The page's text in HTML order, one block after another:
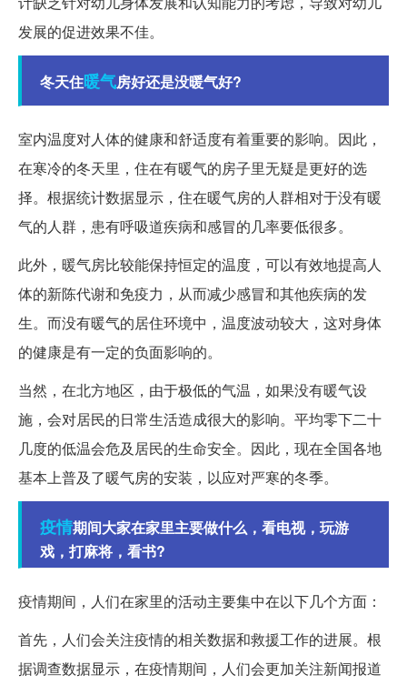
发展的促进效果不佳。
冬天住暖气房好还是没暖气好?
室内温度对人体的健康和舒适度有着重要的影响。因此，
在寒冷的冬天里，住在有暖气的房子里无疑是更好的选
择。根据统计数据显示，住在暖气房的人群相对于没有暖
气的人群，患有呼吸道疾病和感冒的几率要低很多。
此外，暖气房比较能保持恒定的温度，可以有效地提高人
体的新陈代谢和免疫力，从而减少感冒和其他疾病的发
生。而没有暖气的居住环境中，温度波动较大，这对身体
的健康是有一定的负面影响的。
当然，在北方地区，由于极低的气温，如果没有暖气设
施，会对居民的日常生活造成很大的影响。平均零下二十
几度的低温会危及居民的生命安全。因此，现在全国各地
基本上普及了暖气房的安装，以应对严寒的冬季。
疫情期间大家在家里主要做什么，看电视，玩游
戏，打麻将，看书?
疫情期间，人们在家里的活动主要集中在以下几个方面：
首先，人们会关注疫情的相关数据和救援工作的进展。根
据调查数据显示，在疫情期间，人们会更加关注新闻报道